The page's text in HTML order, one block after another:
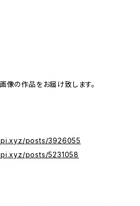
像の作品をお届け致します。
posts/3926055
posts/5231058